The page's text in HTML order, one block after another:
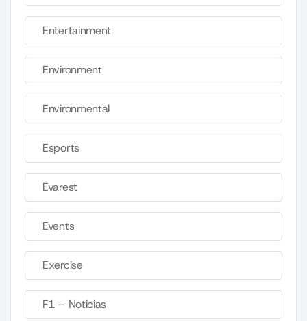
Entertainment
Environment
Environmental
Esports
Evarest
Events
Exercise
F1 – Noticias